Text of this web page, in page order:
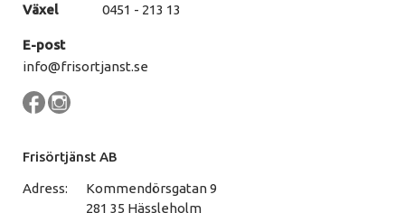
Växel 0451 - 213 13
E-post
info@frisortjanst.se
Frisörtjänst AB
Adress:
Kommendörsgatan 9
281 35 Hässleholm